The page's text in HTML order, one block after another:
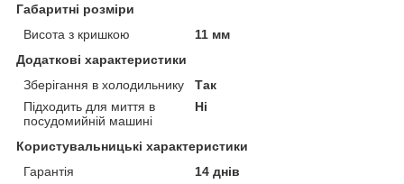
Габаритні розміри
Висота з кришкою
11 мм
Додаткові характеристики
Зберігання в холодильнику
Так
Підходить для миття в
посудомийній машині
Ні
Користувальницькі характеристики
Гарантія
14 днів